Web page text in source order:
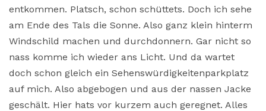
entkommen. Platsch, schon schüttets. Doch ich sehe
am Ende des Tals die Sonne. Also ganz klein hinterm
Windschild machen und durchdonnern. Gar nicht so
nass komme ich wieder ans Licht. Und da wartet
doch schon gleich ein Sehenswürdigkeitenparkplatz
auf mich. Also abgebogen und aus der nassen Jacke
geschält. Hier hats vor kurzem auch geregnet. Alles